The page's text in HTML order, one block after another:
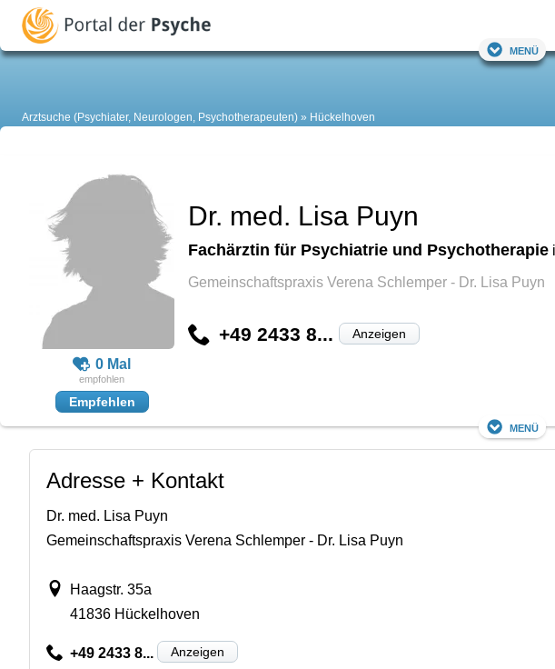
Menü
Arztsuche (Psychiater, Neurologen, Psychotherapeuten) Hückelhoven
0 Mal
Empfehlen
Dr. med. Lisa Puyn
Fachärztin für Psychiatrie und Psychotherapie
Gemeinschaftspraxis Verena Schlemper - Dr. Lisa Puyn
+49 2433 8... Anzeigen
Menü
Adresse + Kontakt
Dr. med. Lisa Puyn
Gemeinschaftspraxis Verena Schlemper - Dr. Lisa Puyn
Haagstr. 35a
41836 Hückelhoven
+49 2433 8... Anzeigen